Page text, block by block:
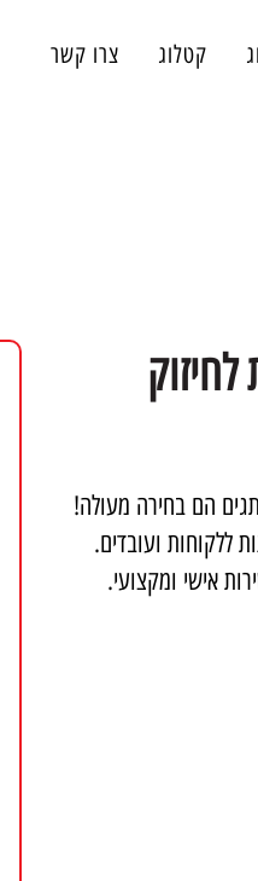
קטלוג צרו קשר
הם בחירה מעולה!
ללקוחות ועובדים.
אישי ומקצועי.